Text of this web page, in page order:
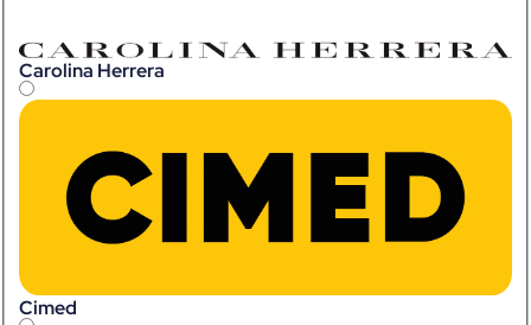
Carolina Herrera
Cimed